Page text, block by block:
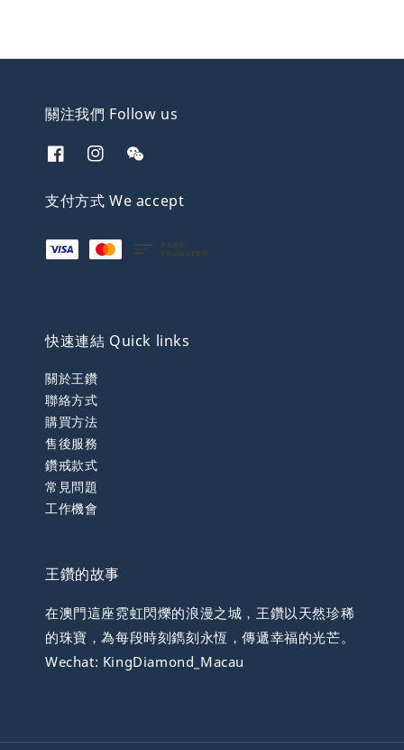
關注我們 Follow us
支付方式 We accept
快速連結 Quick links
關於王鑽
聯絡方式
購買方法
售後服務
鑽戒款式
常見問題
工作機會
王鑽的故事
在澳門這座霓虹閃爍的浪漫之城，王鑽以天然珍稀
的珠寶，為每段時刻鐫刻永恆，傳遞幸福的光芒。
Wechat: KingDiamond_Macau